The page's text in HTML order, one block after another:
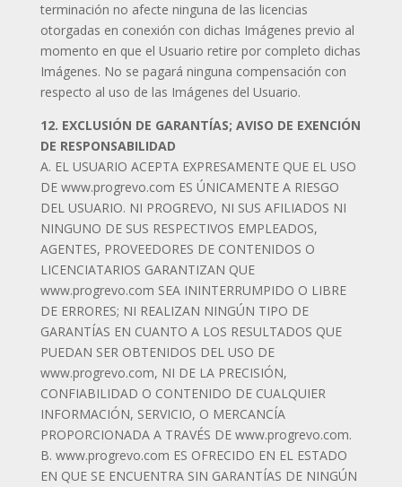
terminación no afecte ninguna de las licencias
otorgadas en conexión con dichas Imágenes previo al
momento en que el Usuario retire por completo dichas
Imágenes. No se pagará ninguna compensación con
respecto al uso de las Imágenes del Usuario.
12. EXCLUSIÓN DE GARANTÍAS; AVISO DE EXENCIÓN
DE RESPONSABILIDAD
A. EL USUARIO ACEPTA EXPRESAMENTE QUE EL USO
DE www.progrevo.com ES ÚNICAMENTE A RIESGO
DEL USUARIO. NI PROGREVO, NI SUS AFILIADOS NI
NINGUNO DE SUS RESPECTIVOS EMPLEADOS,
AGENTES, PROVEEDORES DE CONTENIDOS O
LICENCIATARIOS GARANTIZAN QUE
www.progrevo.com SEA ININTERRUMPIDO O LIBRE
DE ERRORES; NI REALIZAN NINGÚN TIPO DE
GARANTÍAS EN CUANTO A LOS RESULTADOS QUE
PUEDAN SER OBTENIDOS DEL USO DE
www.progrevo.com, NI DE LA PRECISIÓN,
CONFIABILIDAD O CONTENIDO DE CUALQUIER
INFORMACIÓN, SERVICIO, O MERCANCÍA
PROPORCIONADA A TRAVÉS DE www.progrevo.com.
B. www.progrevo.com ES OFRECIDO EN EL ESTADO
EN QUE SE ENCUENTRA SIN GARANTÍAS DE NINGÚN